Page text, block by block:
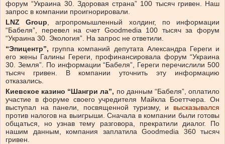
форум “Украина 30. Здоровая страна” 100 тысяч гривен. Наш
запрос в компании проигнорировали.
LNZ Group , агропромышленный холдинг, по информации
“Бабеля”, перевел на счет Goodmedia 100 тысяч за форум
“Украина 30. Экология”. На запрос не ответили.
“Эпицентр”, группа компаний депутата Александра Гереги и
его жены Галины Гереги, профинансировала форум “Украина
30. Земля”. По информации “Бабеля”, Гереги перечислили 500
тысяч гривен. В компании уточнить эту информацию
отказались.
Киевское казино “Шангри ла”, по данным “Бабеля”, оплатило
участие в форуме своего учредителя Майкла Боеттчера. Он
выступал на панели, посвященной туризму, и высказывался
против налогов на выигрыши. Сначала в компании были готовы
общаться, но узнав тему разговора, прекратили диалог. По
нашим данным, компания заплатила Goodmedia 360 тысяч
гривен.